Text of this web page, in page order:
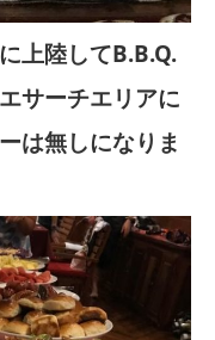
上陸してB.B.Q.
サーチエリアに
は無しになりま